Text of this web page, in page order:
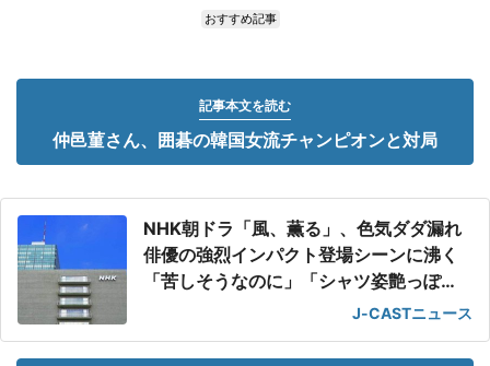
おすすめ記事
記事本文を読む
仲邑菫さん、囲碁の韓国女流チャンピオンと対局
NHK朝ドラ「風、薫る」、色気ダダ漏れ
俳優の強烈インパクト登場シーンに沸く
「苦しそうなのに」「シャツ姿艶っぽ
J-CASTニュース